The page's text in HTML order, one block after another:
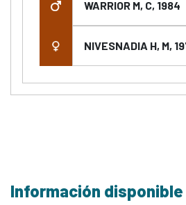
WARRIOR M, C, 1984
NIVESNADIA H, M,
Información disponible